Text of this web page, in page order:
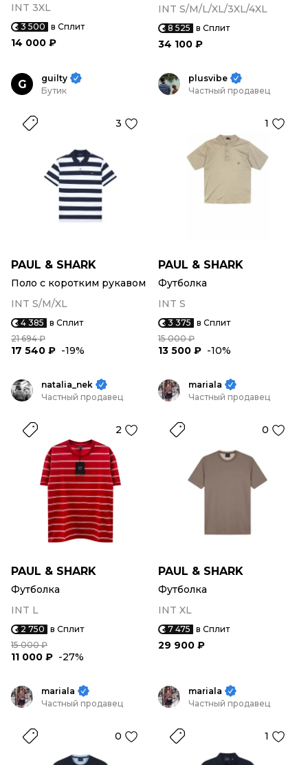
INT 3XL
3 500 в Сплит
14 000 ₽
INT S/M/L/XL/3XL/4XL
8 525 в Сплит
34 100 ₽
G
guilty
Бутик
3
PAUL & SHARK
Поло с коротким рукавом
INT S/M/XL
4 385 в Сплит
21 694 ₽
17 540 ₽ -19%
plusvibe
Частный продавец
1
PAUL & SHARK
Футболка
INT S
3 375 в Сплит
15 000 ₽
13 500 ₽ -10%
natalia_nek
Частный продавец
2
PAUL & SHARK
Футболка
INT L
2 750 в Сплит
15 000 ₽
11 000 ₽ -27%
mariala
Частный продавец
0
PAUL & SHARK
Футболка
INT XL
7 475 в Сплит
29 900 ₽
mariala
Частный продавец
0
mariala
Частный продавец
1